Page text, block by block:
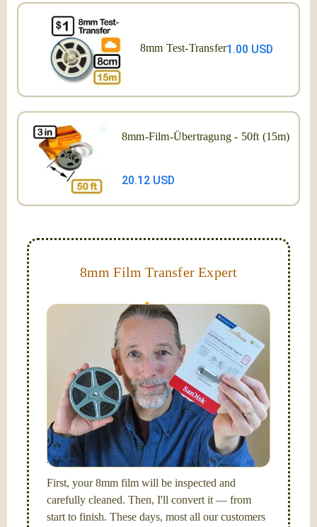
8mm Test-Transfer1.00 USD
8mm-Film-Übertragung - 50ft (15m)
20.12 USD
8mm Film Transfer Expert
Simplify - get your films in a "grab and go" format!
We transfer 8mm or Super 8 films onto a handy USB
stick (or hard drive.)
Hello, I'm Nathaniel. My wife Laura and I are
FilmFix — a two person team.
I am the technical expert with adegree in motion
picture and photography, from Brooks Institute,
Santa Barbara, CA.
First, your 8mm film will be inspected and
carefully cleaned. Then, I'll convert it — from
start to finish. These days, most all our customers